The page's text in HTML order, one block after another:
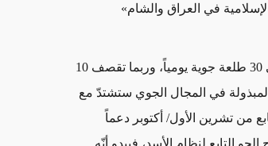
في العراق والشام»
وبدا في أوّل الأمر أنّ الطائرات الروسية تنفذ ما بين 20 إلى 30 طلعة جوية يومياً، وربما تقصف 10
المبذولة في المجال الجوي ستشتدّ مع
من تشرين الأول/ أكتوبر دعماً
التابع لنظام الأسد، فيبدو أنّه